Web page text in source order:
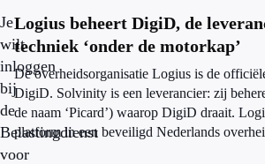
Je
wilt
inloggen
bij
de
Belastingdienst
voor
Logius beheert DigiD, de
techniek ‘onder de motorkap’
De overheidsorganisatie Logius is de
DigiD. Solvinity is een leverancier: zij
de naam ‘Picard’) waarop DigiD draait.
platform in een beveiligd Nederlands